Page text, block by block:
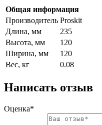
Общая информация
Производитель Proskit
Длина, мм
235
Высота, мм
120
Ширина, мм
120
Вес, кг
0.08
Написать отзыв
Оценка*